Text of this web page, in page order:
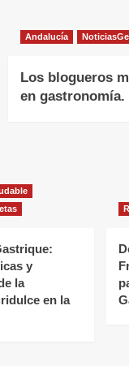
Andalucía
Los blogueros
en gastronomía.
y
la
en la